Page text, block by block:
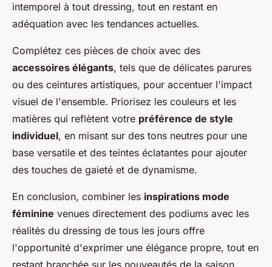
intemporel à tout dressing, tout en restant en
adéquation avec les tendances actuelles.
Complétez ces pièces de choix avec des
accessoires élégants, tels que de délicates parures
ou des ceintures artistiques, pour accentuer l'impact
visuel de l'ensemble. Priorisez les couleurs et les
matières qui reflètent votre préférence de style
individuel, en misant sur des tons neutres pour une
base versatile et des teintes éclatantes pour ajouter
des touches de gaieté et de dynamisme.
En conclusion, combiner les inspirations mode
féminine venues directement des podiums avec les
réalités du dressing de tous les jours offre
l'opportunité d'exprimer une élégance propre, tout en
restant branchée sur les nouveautés de la saison.